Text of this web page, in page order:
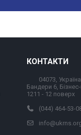
КОНТАКТИ
04073,
Бандери 6,
1211 - 12 поверх
(044) 464-53-